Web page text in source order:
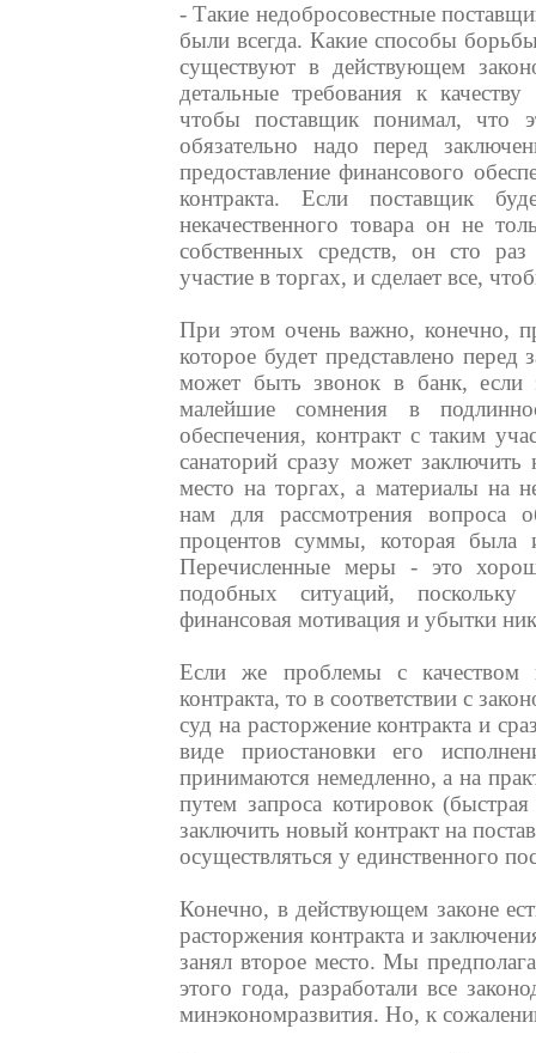
- Такие недобросовестные
были всегда. Какие способы
существуют в действующем
детальные требования к
чтобы поставщик понимал, что
обязательно надо перед
предоставление финансового
контракта. Если поставщик
некачественного товара он не
собственных средств, он сто
участие в торгах, и сделает все,
При этом очень важно, конечно,
которое будет представлено перед
может быть звонок в банк, если
малейшие сомнения в
обеспечения, контракт с таким
санаторий сразу может
место на торгах, а материалы на
нам для рассмотрения вопроса
процентов суммы, которая была
Перечисленные меры - это
подобных ситуаций,
финансовая мотивация и убытки
Если же проблемы с качеством
контракта, то в соответствии с
суд на расторжение контракта и
виде приостановки его
принимаются немедленно, а на
путем запроса котировок
заключить новый контракт на
осуществляться у единственного
Конечно, в действующем законе
расторжения контракта и
занял второе место. Мы
этого года, разработали все
минэкономразвития. Но, к